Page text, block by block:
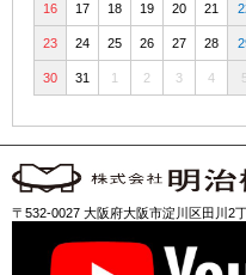
16 17 18 19 20 21
23 24 25 26 27 28
30 31 1 2 3 4 5
〒532-0027 大阪府大阪市淀川区田川